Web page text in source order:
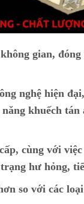
gian,
nghệ hiện
khuếch tán
cùng với
hư hỏng,
so với các